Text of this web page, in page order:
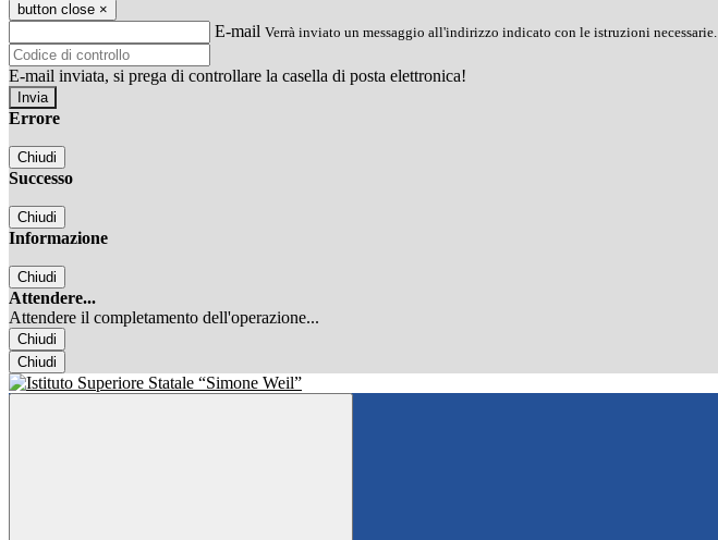
button close ×
E-mail Verrà inviato un messaggio all'indirizzo indicato con le istruzioni necessarie.
E-mail inviata, si prega di controllare la casella di posta elettronica!
Errore
Chiudi
Successo
Chiudi
Informazione
Chiudi
Attendere...
Attendere il completamento dell'operazione...
Chiudi
Chiudi